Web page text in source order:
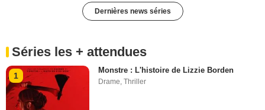
Dernières news séries
Séries les + attendues
1
Monstre : L'histoire de Lizzie Borden
Drame ,Thriller